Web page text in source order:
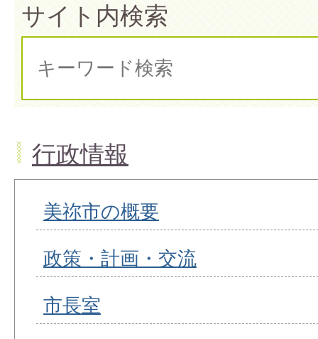
サイト内検索
行政情報
美祢市の概要
政策・計画・交流
市長室